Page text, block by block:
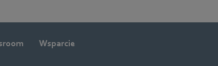
Wsparcie